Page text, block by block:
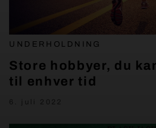
UNDERHOLDNING
Store hobbyer, du
til enhver tid
6. juli 2022